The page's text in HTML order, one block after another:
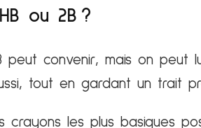
ou 2B ?
peut convenir, mais on peut
tout en gardant un trait
crayons les plus basiques